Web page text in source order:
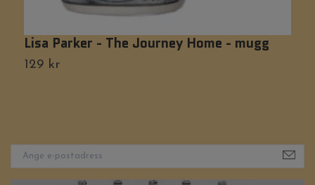
Lisa Parker - The Journey Home - mugg
129 kr